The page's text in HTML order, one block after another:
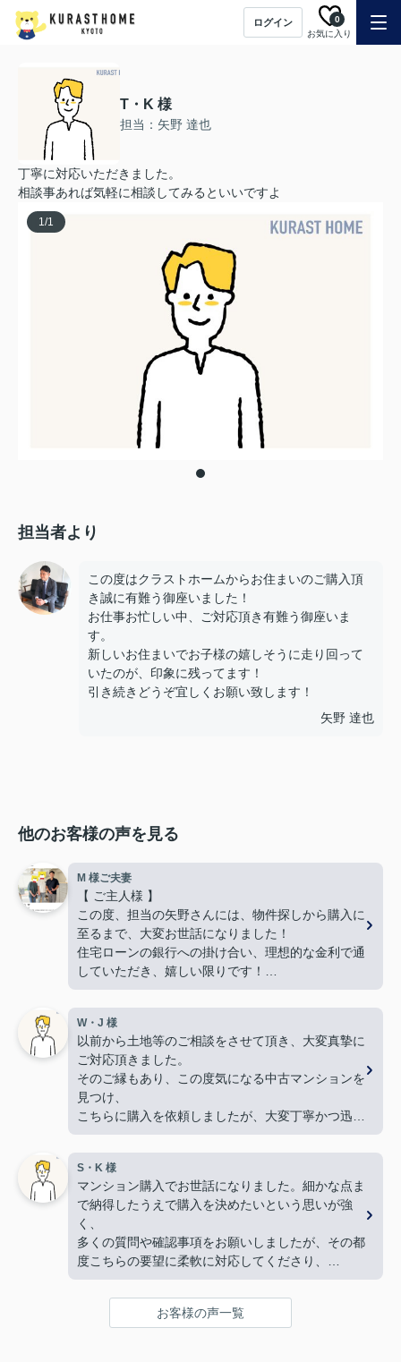
ログイン
お気に入り
0
T・K 様
担当：矢野 達也
丁寧に対応いただきました。
相談事あれば気軽に相談してみるといいですよ
1/1
担当者より
この度はクラストホームからお住まいのご購入頂
き誠に有難う御座いました！
お仕事お忙しい中、ご対応頂き有難う御座いま
す。
新しいお住まいでお子様の嬉しそうに走り回って
いたのが、印象に残ってます！
引き続きどうぞ宜しくお願い致します！
矢野 達也
他のお客様の声を見る
M 様ご夫妻
【 ご主人様 】
この度、担当の矢野さんには、物件探しから購入に
至るまで、大変お世話になりました！
住宅ローンの銀行への掛け合い、理想的な金利で通
していただき、嬉しい限りです！
難しい希望や条件にもかかわらず、何件も何件も、
内覧の段取りをしてくださり、当初から親身に動い
てくださって、本当に感謝しています。
良い御縁に出会えました事、嬉しく思います。本当
にありがとうございました！
【 奥様 】
この度、担当して下さった矢野さんには、たいへん
大変お世話になり、
暑い暑い最中、こちらの要望に沿った物件探しに尽
力して下さり、
家族皆んなが笑顔になれる、素敵な家に出会えるこ
とができました。
購入にあたって、疑問や質問にも丁寧に説明して下
さり、各所に度々足を運んで下さり、連絡や報告な
ど常に迅速に対応して下さいました。
さんのお人柄に、
心から信頼させていただいています。
W・J 様
以前から土地等のご相談をさせて頂き、大変真摯に
ご対応頂きました。
そのご縁もあり、この度気になる中古マンションを
見つけ、
こちらに購入を依頼しましたが、大変丁寧かつ迅速
な対応をして頂き満足しております。
手続きを丁寧に進行して下さるのに加え、
物件購入後の生活風景を同じ目線で考えてくださ
り、
下心のない対応に感銘を受けました。ありがとうご
ざいました。
S・K 様
マンション購入でお世話になりました。細かな点ま
で納得したうえで購入を決めたいという思いが強
く、
多くの質問や確認事項をお願いしましたが、その都
度こちらの要望に柔軟に対応してくださり、
気になることは私たちが納得できるまで丁寧に調べ
てくださいました。商談の際は、妻の体調にも気を
配っていただくなど、お客様の声一覧